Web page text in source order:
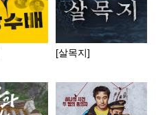
[살목지]